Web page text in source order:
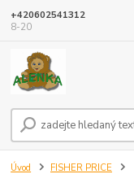
+420602541312
8-20
Úvod FISHER PRICE